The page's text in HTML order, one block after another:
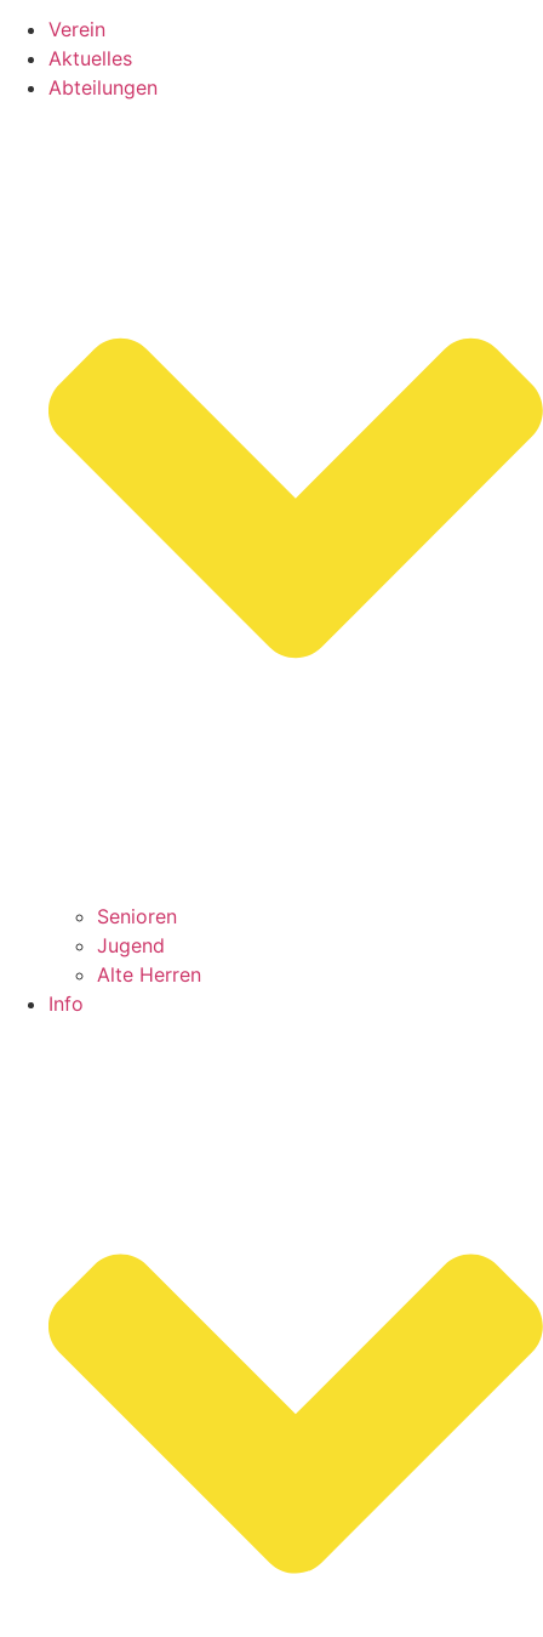
Verein
Aktuelles
Abteilungen
Senioren
Jugend
Alte Herren
Info